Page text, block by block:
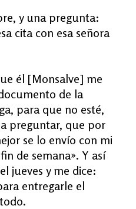
y una pregunta:
cita con esa señora
él [Monsalve] me
de la
para que no esté,
preguntar, que por
se lo envío con mi
de semana». Y así
jueves y me dice:
entregarle el